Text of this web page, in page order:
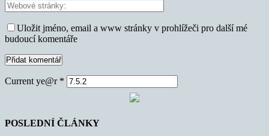
Uložit jméno, email a www stránky v prohlížeči pro další mé
budoucí komentáře
Current ye@r *
POSLEDNÍ ČLÁNKY